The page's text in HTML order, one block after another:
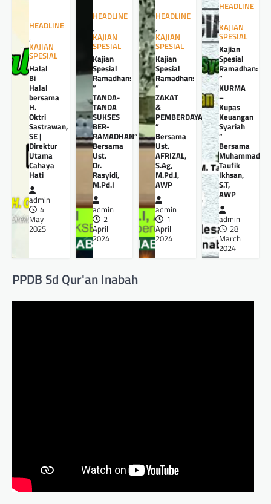
HEADLINE
,
KAJIAN
SPESIAL
Halal
Bi
Halal
bersama
H.
Oktri
Sastrawan,
SE |
Direktur
Utama
Cahaya
Hati
admin
4
May
2025
HEADLINE
,
KAJIAN
SPESIAL
Kajian
Spesial
Ramadhan:
”
TANDA-
TANDA
SUKSES
BER-
RAMADHAN”
Bersama
Ust.
Dr.
Rasyidi,
M.Pd.I
admin
2
April
2024
HEADLINE
,
KAJIAN
SPESIAL
Kajian
Spesial
Ramadhan:
”
ZAKAT
&
PEMBERDAYAANNYA
”
Bersama
Ust.
AFRIZAL,
S.Ag,
M.Pd.I,
AWP
admin
1
April
2024
HEADLINE
,
KAJIAN
SPESIAL
Kajian
Spesial
Ramadhan:
”
KURMA
–
Kupas
Keuangan
Syariah
”
Bersama
Muhammad
Taufik
Ikhsan,
S.T,
AWP
admin
28
March
2024
PPDB Sd Qur'an Inabah